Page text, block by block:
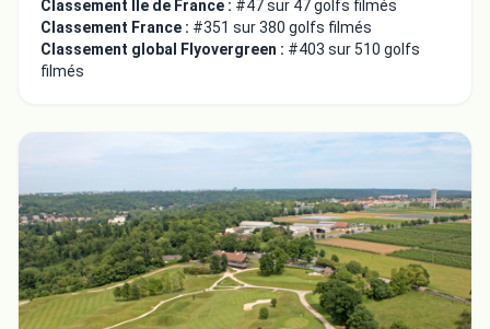
Classement Ile de France : #47 sur 47 golfs filmés
Classement France : #351 sur 380 golfs filmés
Classement global Flyovergreen : #403 sur 510 golfs
filmés